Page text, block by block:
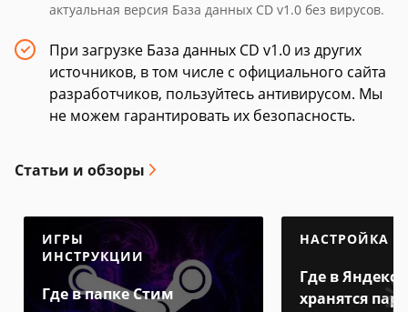
актуальная версия База данных CD v1.0 без вирусов.
При загрузке База данных CD v1.0 из других
источников, в том числе с официального сайта
разработчиков, пользуйтесь антивирусом. Мы
не можем гарантировать их безопасность.
Статьи и обзоры
ИГРЫ
ИНСТРУКЦИИ
Где в папке Стим
НАСТРОЙКА
Где в Яндекс
хранятся